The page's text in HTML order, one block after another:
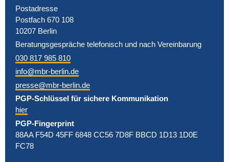
Postadresse
Postfach 670 108
10207 Berlin
Beratungsgespräche telefonisch und nach Vereinbarung
030 817 985 810
info@mbr-berlin.de
presse@mbr-berlin.de
PGP-Schlüssel für sichere Kommunikation
hier
PGP-Fingerprint
88AA F54D 45FF 6848 CC56 7D8F BBCD 1D13 1D0E
FC78